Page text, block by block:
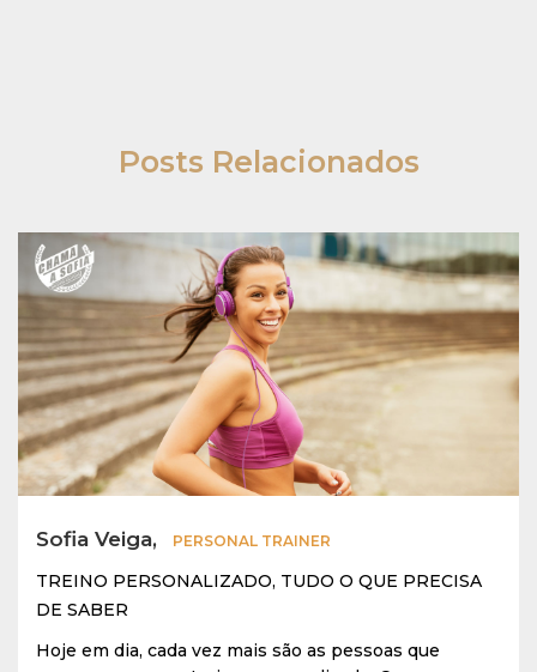
Posts Relacionados
Sofia Veiga, PERSONAL TRAINER
TREINO PERSONALIZADO, TUDO O QUE PRECISA
DE SABER
Hoje em dia, cada vez mais são as pessoas que